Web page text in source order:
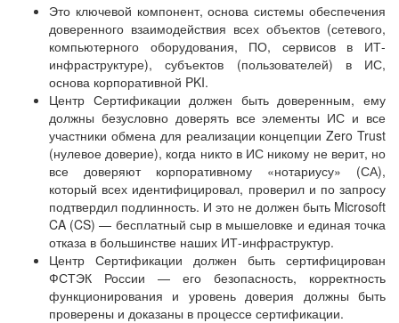
Это ключевой компонент, основа системы обеспечения
доверенного взаимодействия всех объектов (сетевого,
компьютерного оборудования, ПО, сервисов в ИТ-
инфраструктуре), субъектов (пользователей) в ИС,
основа корпоративной PKI.
Центр Сертификации должен быть доверенным, ему
должны безусловно доверять все элементы ИС и все
участники обмена для реализации концепции Zero Trust
(нулевое доверие), когда никто в ИС никому не верит, но
все доверяют корпоративному «нотариусу» (СА),
который всех идентифицировал, проверил и по запросу
подтвердил подлинность. И это не должен быть Microsoft
CA (CS) — бесплатный сыр в мышеловке и единая точка
отказа в большинстве наших ИТ-инфраструктур.
Центр Сертификации должен быть сертифицирован
ФСТЭК России — его безопасность, корректность
функционирования и уровень доверия должны быть
проверены и доказаны в процессе сертификации.